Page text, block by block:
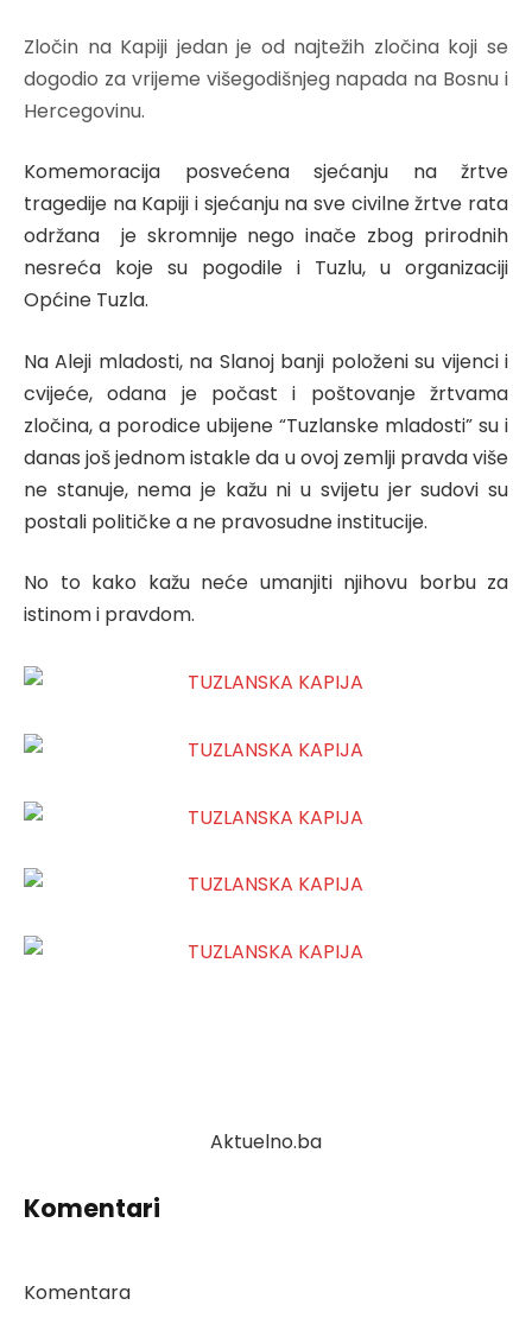
Zločin na Kapiji jedan je od najtežih zločina koji se
dogodio za vrijeme višegodišnjeg napada na Bosnu i
Hercegovinu.
Komemoracija posvećena sjećanju na žrtve
tragedije na Kapiji i sjećanju na sve civilne žrtve rata
održana je skromnije nego inače zbog prirodnih
nesreća koje su pogodile i Tuzlu, u organizaciji
Općine Tuzla.
Na Aleji mladosti, na Slanoj banji položeni su vijenci i
cvijeće, odana je počast i poštovanje žrtvama
zločina, a porodice ubijene “Tuzlanske mladosti” su i
danas još jednom istakle da u ovoj zemlji pravda više
ne stanuje, nema je kažu ni u svijetu jer sudovi su
postali političke a ne pravosudne institucije.
No to kako kažu neće umanjiti njihovu borbu za
istinom i pravdom.
Aktuelno.ba
Komentari
Komentara